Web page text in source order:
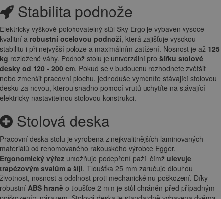
Stabilita podnože
Elektricky výškově polohovatelný stůl Sky Ergo je vybaven vysoce
kvalitní a robustní ocelovou podnoží, která zajišťuje vysokou
stabilitu i při nejvyšší poloze a maximálním zatížení. Nosnost je až 125
kg rozložené váhy. Podnož stolu je univerzální pro šířku stolové
desky od 120 - 200 cm. Pokud se v budoucnu rozhodnete zvětšit
nebo zmenšit pracovní plochu, jednoduše vyměníte stávající stolovou
desku za novou, kterou snadno pomocí vrutů uchytíte na stávající
elektricky nastavitelnou stolovou konstrukci.
Stolová deska
Pracovní deska stolu je vyrobena z nejkvalitnějších laminovaných
materiálů od renomovaného rakouského výrobce Egger.
Ergonomický výřez umožňuje podepření paží, čímž ulevuje
trapézovým svalům a šíji. Tloušťka 25 mm zaručuje dlouhou
životnost, nosnost a odolnost proti mechanickému poškození. Díky
robustní ABS hraně o tloušťce 2 mm je stůl chráněn před případným